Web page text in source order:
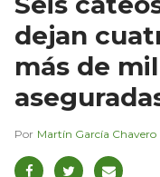
dejan
más de
Martín García Chavero